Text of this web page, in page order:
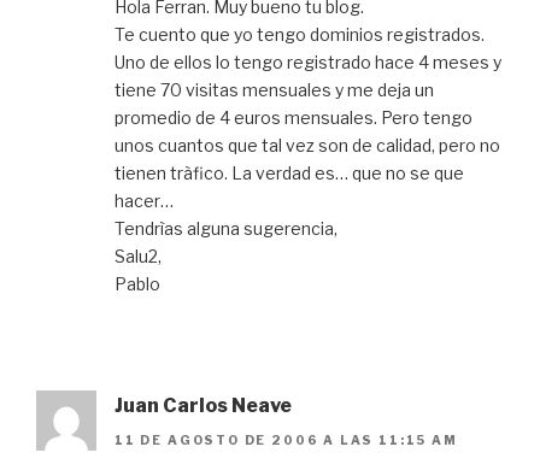
Hola Ferran. Muy bueno tu blog.
Te cuento que yo tengo dominios registrados.
Uno de ellos lo tengo registrado hace 4 meses y
tiene 70 visitas mensuales y me deja un
promedio de 4 euros mensuales. Pero tengo
unos cuantos que tal vez son de calidad, pero no
tienen tràfico. La verdad es… que no se que
hacer…
Tendrìas alguna sugerencia,
Salu2,
Pablo
Juan Carlos Neave
11 DE AGOSTO DE 2006 A LAS 11:15 AM